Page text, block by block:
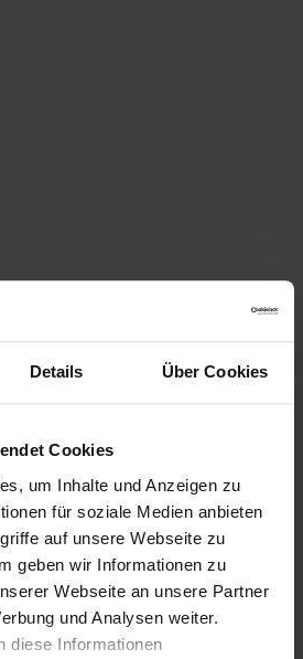
Details Über Cookies
Cookies
um Inhalte und Anzeigen zu
für soziale Medien anbieten
auf unsere Webseite zu
geben wir Informationen zu
Webseite an unsere Partner
und Analysen weiter.
diese Informationen